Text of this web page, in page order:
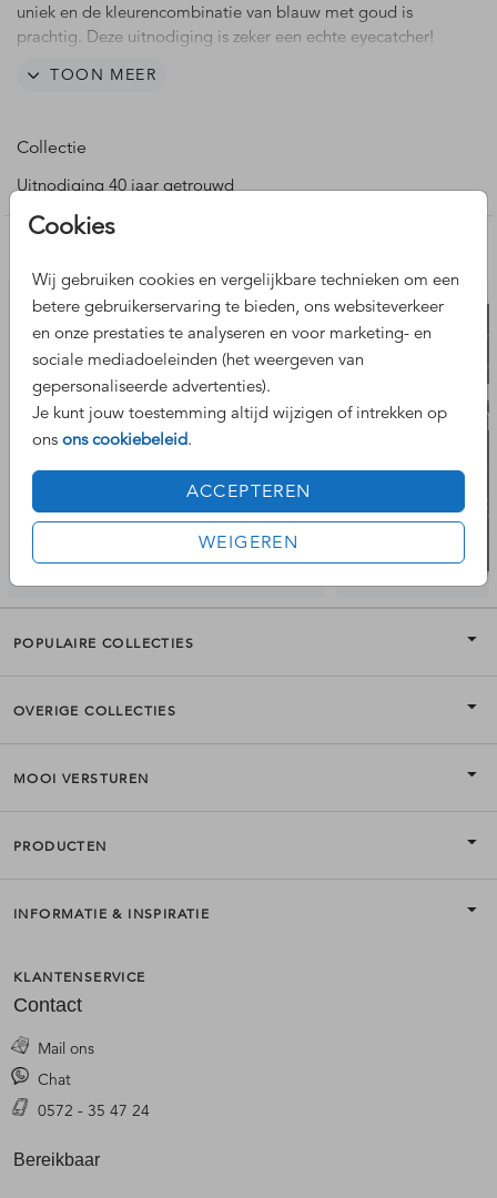
Cookies
Wij gebruiken cookies en vergelijkbare technieken om een
betere gebruikerservaring te bieden, ons websiteverkeer
en onze prestaties te analyseren en voor marketing- en
sociale mediadoeleinden (het weergeven van
gepersonaliseerde advertenties).
Je kunt jouw toestemming altijd wijzigen of intrekken op
ons ons cookiebeleid.
ACCEPTEREN
WEIGEREN
uniek en de kleurencombinatie van blauw met goud is
prachtig. Deze uitnodiging is zeker een echte eyecatcher!
Deze uitnodigingskaart kun je naast een 40 jarig
werk gerelateerd jubileum feest wilt geven.
het gerust weten, wij helpen je graag.
TOON MEER
Collectie
Uitnodiging 40 jaar getrouwd
POPULAIRE COLLECTIES
OVERIGE COLLECTIES
MOOI VERSTUREN
PRODUCTEN
INFORMATIE & INSPIRATIE
KLANTENSERVICE
Contact
Mail ons
Chat
0572 - 35 47 24
Bereikbaar